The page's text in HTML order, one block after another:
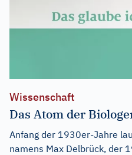
Wissenschaft
Das Atom der
Anfang der 1930er-Jahre
namens Max Delbrück, der